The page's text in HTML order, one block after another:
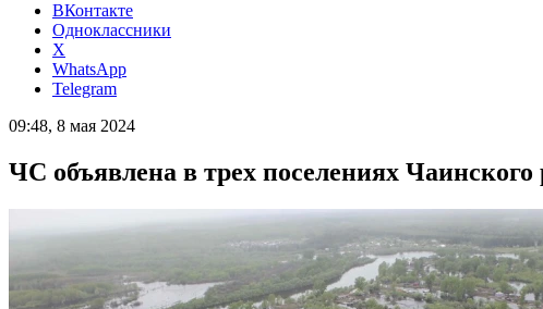
ВКонтакте
Одноклассники
X
WhatsApp
Telegram
09:48, 8 мая 2024
ЧС объявлена в трех поселениях Чаинского